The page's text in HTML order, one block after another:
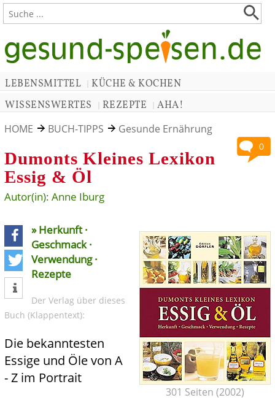
LEBENSMITTEL
KÜCHE & KOCHEN
WISSENSWERTES
REZEPTE
AHA!
HOME
BUCH-TIPPS Gesunde Ernährung
0
Dumonts Kleines Lexikon
Essig & Öl
Autor(in): Anne Iburg
teilen
tweet
301 Seiten (2002)
» Herkunft ·
Geschmack ·
Verwendung ·
Rezepte
Der Verlag über dieses
Buch (Klappentext):
Die bekanntesten
Essige und Öle von A
- Z im Portrait